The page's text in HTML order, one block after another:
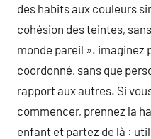
des habits aux couleurs
cohésion des teintes,
monde pareil ». imaginez
coordonné, sans que
rapport aux autres. Si
commencer, prennez la
enfant et partez de là :